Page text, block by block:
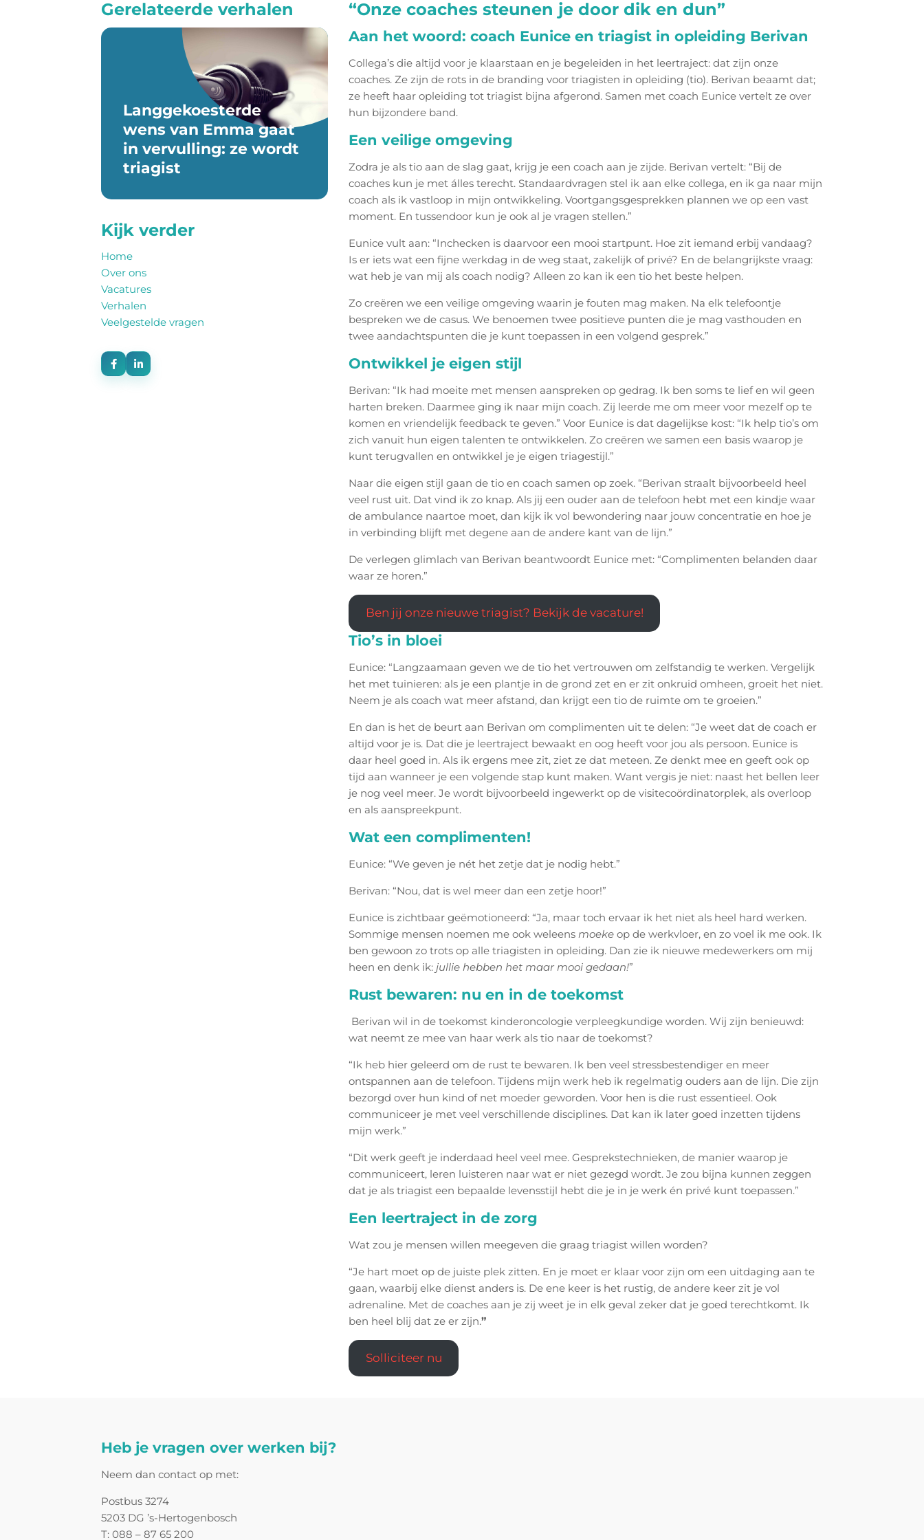
“Onze coaches steunen je door dik en dun”
Aan het woord: coach Eunice en triagist in opleiding Berivan
Collega’s die altijd voor je klaarstaan en je begeleiden in het leertraject: dat zijn onze
coaches. Ze zijn de rots in de branding voor triagisten in opleiding (tio). Berivan beaamt dat;
ze heeft haar opleiding tot triagist bijna afgerond. Samen met coach Eunice vertelt ze over
hun bijzondere band.
Een veilige omgeving
Zodra je als tio aan de slag gaat, krijg je een coach aan je zijde. Berivan vertelt: “Bij de
coaches kun je met álles terecht. Standaardvragen stel ik aan elke collega, en ik ga naar mijn
coach als ik vastloop in mijn ontwikkeling. Voortgangsgesprekken plannen we op een vast
moment. En tussendoor kun je ook al je vragen stellen.”
Eunice vult aan: “Inchecken is daarvoor een mooi startpunt. Hoe zit iemand erbij vandaag?
Is er iets wat een fijne werkdag in de weg staat, zakelijk of privé? En de belangrijkste vraag:
wat heb je van mij als coach nodig? Alleen zo kan ik een tio het beste helpen.
Zo creëren we een veilige omgeving waarin je fouten mag maken. Na elk telefoontje
bespreken we de casus. We benoemen twee positieve punten die je mag vasthouden en
twee aandachtspunten die je kunt toepassen in een volgend gesprek.”
Ontwikkel je eigen stijl
Berivan: “Ik had moeite met mensen aanspreken op gedrag. Ik ben soms te lief en wil geen
harten breken. Daarmee ging ik naar mijn coach. Zij leerde me om meer voor mezelf op te
komen en vriendelijk feedback te geven.” Voor Eunice is dat dagelijkse kost: “Ik help tio’s om
zich vanuit hun eigen talenten te ontwikkelen. Zo creëren we samen een basis waarop je
kunt terugvallen en ontwikkel je je eigen triagestijl.”
Naar die eigen stijl gaan de tio en coach samen op zoek. “Berivan straalt bijvoorbeeld heel
veel rust uit. Dat vind ik zo knap. Als jij een ouder aan de telefoon hebt met een kindje waar
de ambulance naartoe moet, dan kijk ik vol bewondering naar jouw concentratie en hoe je
in verbinding blijft met degene aan de andere kant van de lijn.”
De verlegen glimlach van Berivan beantwoordt Eunice met: “Complimenten belanden daar
waar ze horen.”
Ben jij onze nieuwe triagist? Bekijk de vacature!
Tio’s in bloei
Eunice: “Langzaamaan geven we de tio het vertrouwen om zelfstandig te werken. Vergelijk
het met tuinieren: als je een plantje in de grond zet en er zit onkruid omheen, groeit het niet.
Neem je als coach wat meer afstand, dan krijgt een tio de ruimte om te groeien.”
En dan is het de beurt aan Berivan om complimenten uit te delen: “Je weet dat de coach er
altijd voor je is. Dat die je leertraject bewaakt en oog heeft voor jou als persoon. Eunice is
daar heel goed in. Als ik ergens mee zit, ziet ze dat meteen. Ze denkt mee en geeft ook op
tijd aan wanneer je een volgende stap kunt maken. Want vergis je niet: naast het bellen leer
je nog veel meer. Je wordt bijvoorbeeld ingewerkt op de visitecoördinatorplek, als overloop
en als aanspreekpunt.
Wat een complimenten!
Eunice: “We geven je nét het zetje dat je nodig hebt.”
Berivan: “Nou, dat is wel meer dan een zetje hoor!”
Eunice is zichtbaar geëmotioneerd: “Ja, maar toch ervaar ik het niet als heel hard werken.
Sommige mensen noemen me ook weleens moeke op de werkvloer, en zo voel ik me ook. Ik
ben gewoon zo trots op alle triagisten in opleiding. Dan zie ik nieuwe medewerkers om mij
heen en denk ik: jullie hebben het maar mooi gedaan!”
Rust bewaren: nu en in de toekomst
Berivan wil in de toekomst kinderoncologie verpleegkundige worden. Wij zijn benieuwd:
wat neemt ze mee van haar werk als tio naar de toekomst?
“Ik heb hier geleerd om de rust te bewaren. Ik ben veel stressbestendiger en meer
ontspannen aan de telefoon. Tijdens mijn werk heb ik regelmatig ouders aan de lijn. Die zijn
bezorgd over hun kind of net moeder geworden. Voor hen is die rust essentieel. Ook
communiceer je met veel verschillende disciplines. Dat kan ik later goed inzetten tijdens
mijn werk.”
“Dit werk geeft je inderdaad heel veel mee. Gesprekstechnieken, de manier waarop je
communiceert, leren luisteren naar wat er niet gezegd wordt. Je zou bijna kunnen zeggen
dat je als triagist een bepaalde levensstijl hebt die je in je werk én privé kunt toepassen.”
Een leertraject in de zorg
Wat zou je mensen willen meegeven die graag triagist willen worden?
“Je hart moet op de juiste plek zitten. En je moet er klaar voor zijn om een uitdaging aan te
gaan, waarbij elke dienst anders is. De ene keer is het rustig, de andere keer zit je vol
adrenaline. Met de coaches aan je zij weet je in elk geval zeker dat je goed terechtkomt. Ik
ben heel blij dat ze er zijn.”
Solliciteer nu
Gerelateerde verhalen
Langgekoesterde
wens van Emma gaat
in vervulling: ze wordt
triagist
Kijk verder
Home
Over ons
Vacatures
Verhalen
Veelgestelde vragen
Heb je vragen over werken bij?
Neem dan contact op met:
Postbus 3274
5203 DG ’s-Hertogenbosch
T: 088 – 87 65 200